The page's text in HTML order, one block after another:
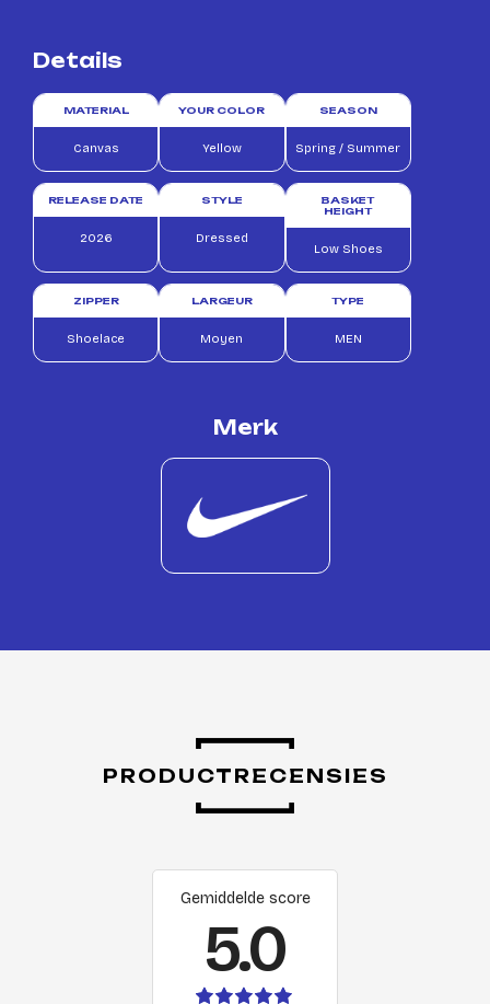
Details
MATERIAL
Canvas
YOUR COLOR
Yellow
SEASON
Spring / Summer
RELEASE DATE
2026
STYLE
Dressed
BASKET
HEIGHT
Low Shoes
ZIPPER
Shoelace
LARGEUR
Moyen
TYPE
MEN
Merk
PRODUCTRECENSIES
Gemiddelde score
5.0